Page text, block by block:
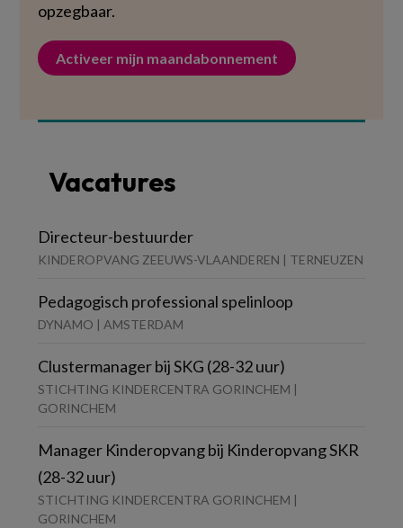
opzegbaar.
Activeer mijn maandabonnement
Vacatures
Directeur-bestuurder
KINDEROPVANG ZEEUWS-VLAANDEREN | TERNEUZEN
Pedagogisch professional spelinloop
DYNAMO | AMSTERDAM
Clustermanager bij SKG (28-32 uur)
STICHTING KINDERCENTRA GORINCHEM |
GORINCHEM
Manager Kinderopvang bij Kinderopvang SKR
(28-32 uur)
STICHTING KINDERCENTRA GORINCHEM |
GORINCHEM